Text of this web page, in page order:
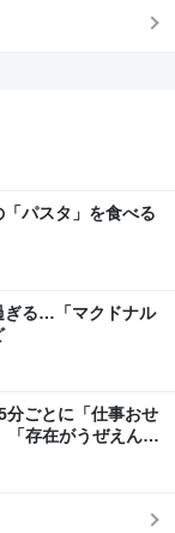
パスタ」を食べる
ぎる…「マクドナル
分ごとに「仕事おせ
「存在がうぜえんだ